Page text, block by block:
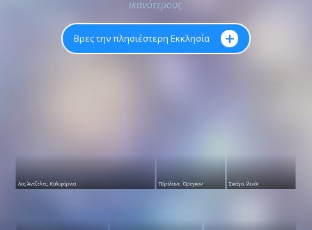
ικανότερους.
Βρες την πλησιέστερη Εκκλησία +
Λος Άντζελες, Καλιφόρνια Πόρτλαντ, Όρεγκον Σικάγο, Ιλινόι